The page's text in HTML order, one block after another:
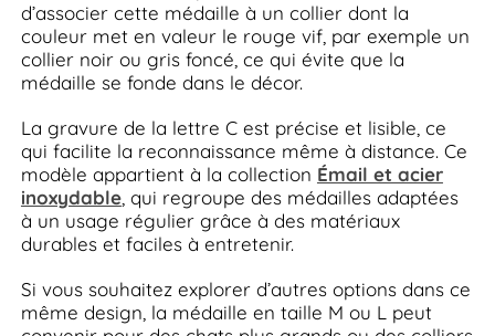
d’associer cette médaille à un collier dont la
couleur met en valeur le rouge vif, par exemple un
collier noir ou gris foncé, ce qui évite que la
médaille se fonde dans le décor.
La gravure de la lettre C est précise et lisible, ce
qui facilite la reconnaissance même à distance. Ce
modèle appartient à la collection Émail et acier
inoxydable, qui regroupe des médailles adaptées
à un usage régulier grâce à des matériaux
durables et faciles à entretenir.
Si vous souhaitez explorer d’autres options dans ce
même design, la médaille en taille M ou L peut